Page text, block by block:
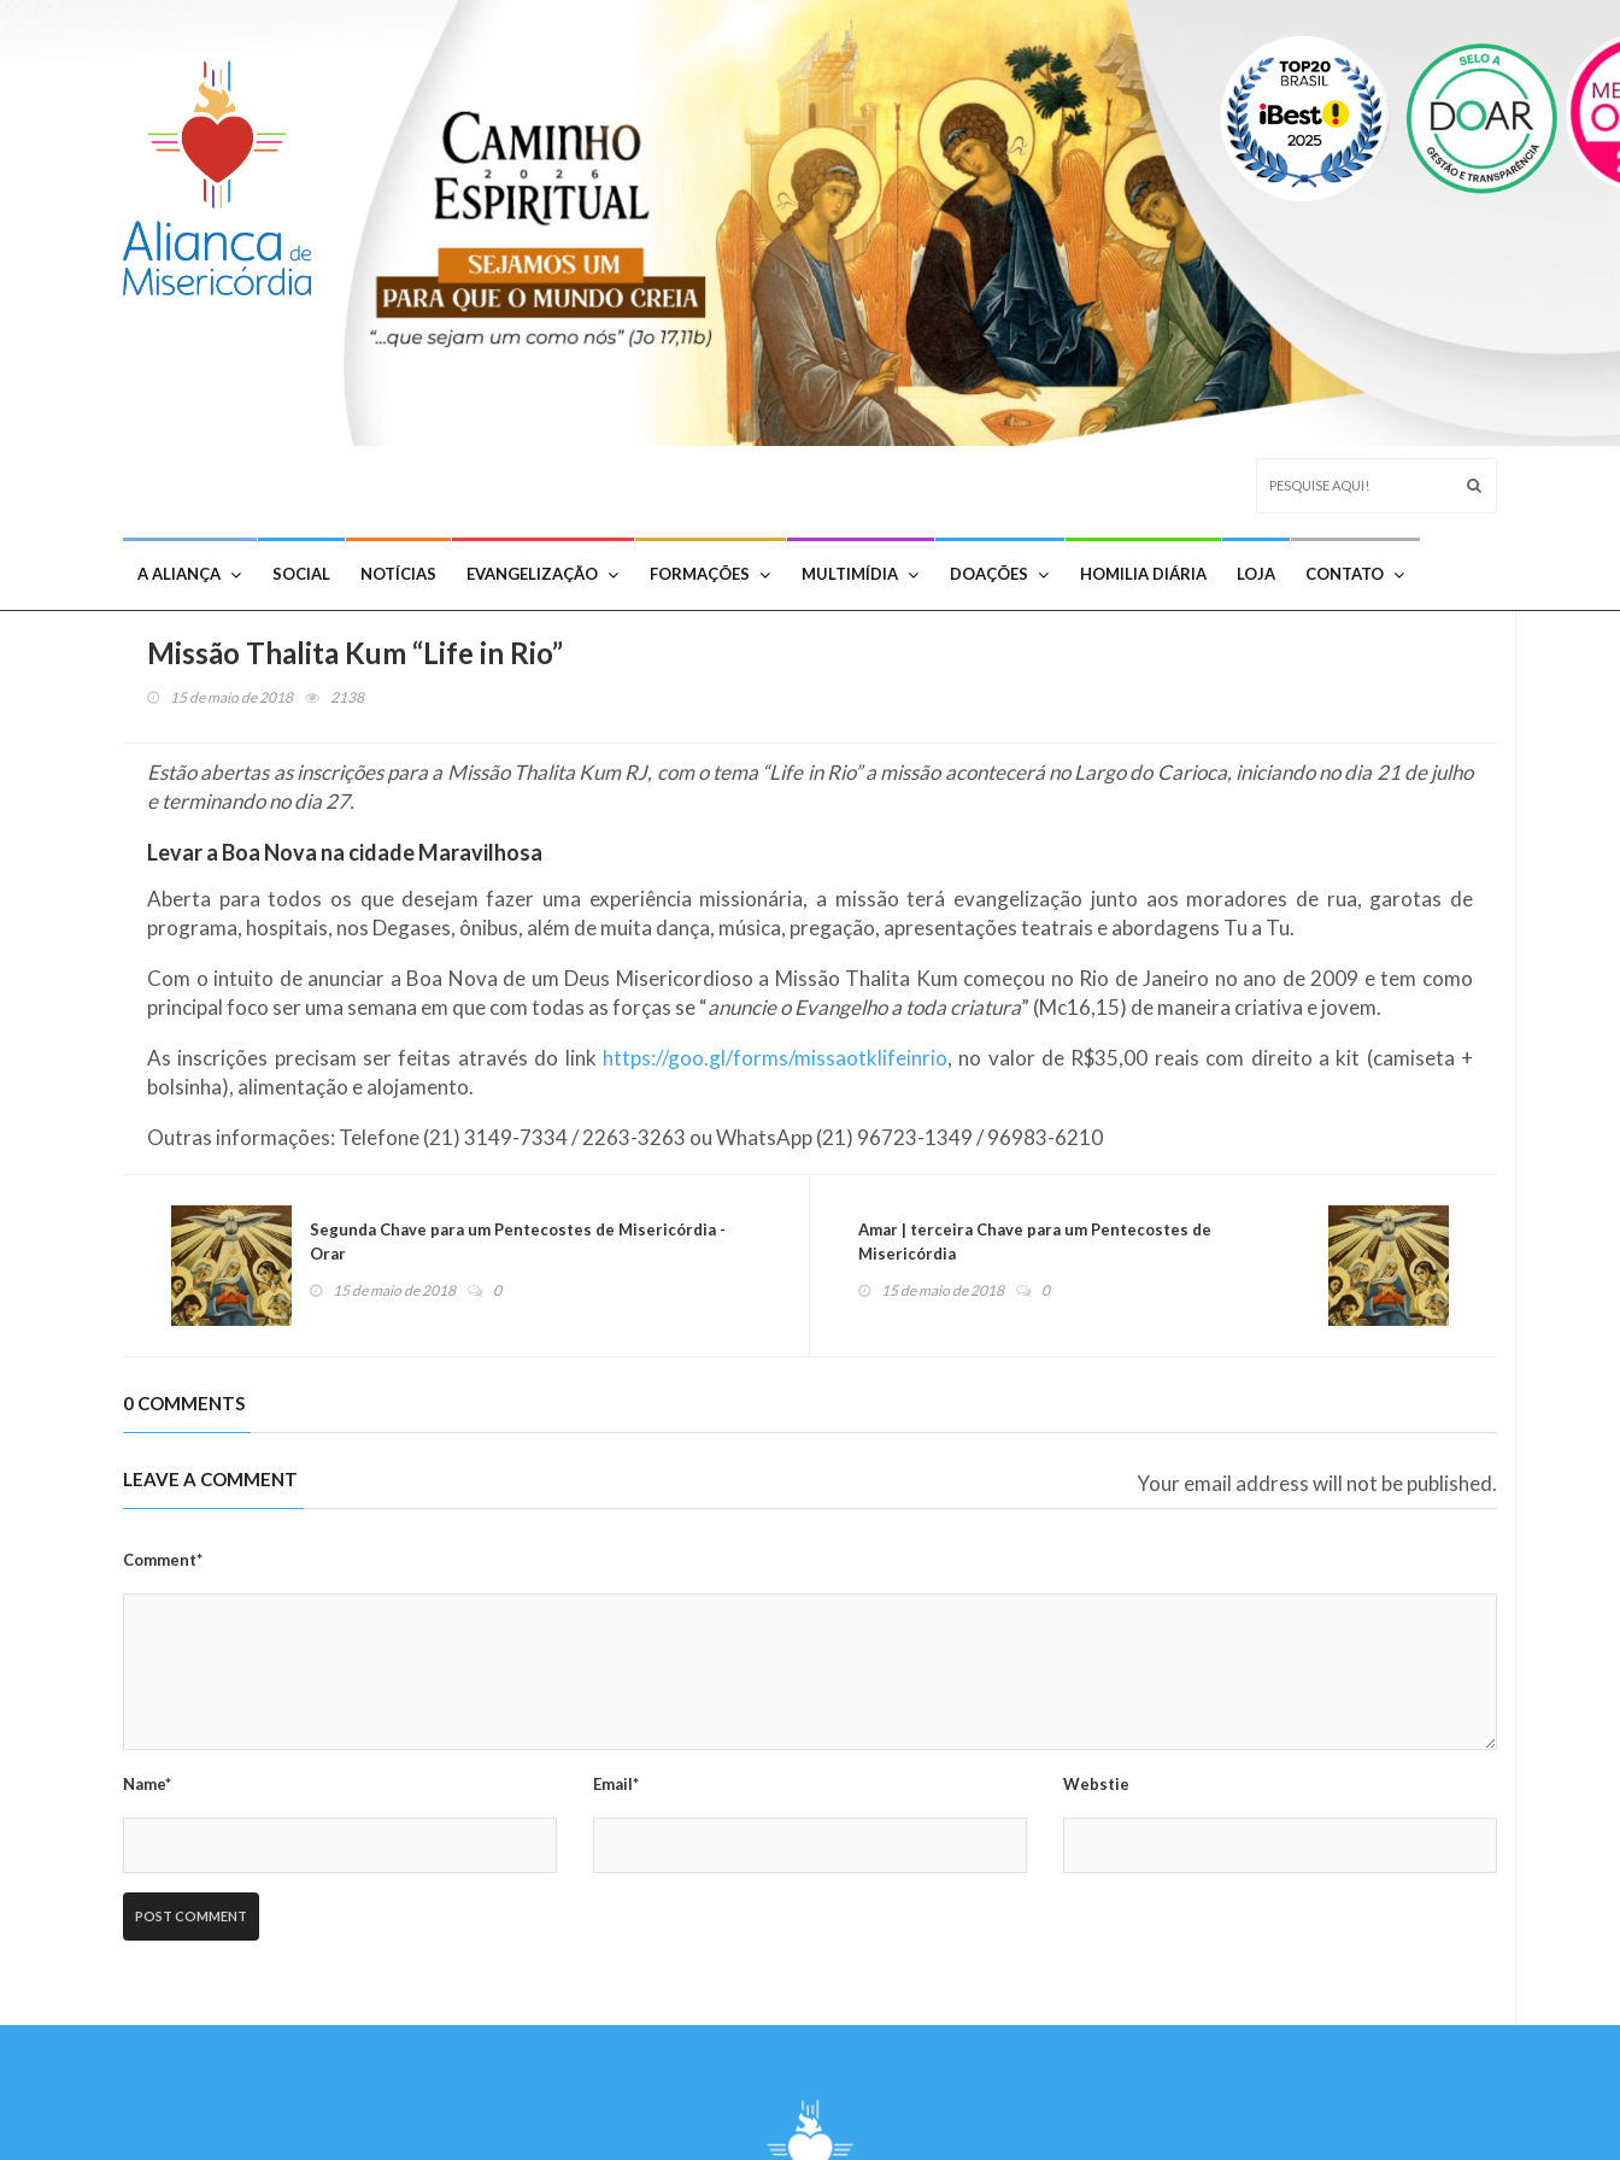
A ALIANÇA SOCIAL NOTÍCIAS EVANGELIZAÇÃO FORMAÇÕES MULTIMÍDIA DOAÇÕES HOMILIA DIÁRIA LOJA CONTATO
Missão Thalita Kum “Life in Rio”
15 de maio de 2018 2138
Estão abertas as inscrições para a Missão Thalita Kum RJ, com o tema “Life in Rio” a missão acontecerá no Largo do Carioca, iniciando no dia 21 de julho
e terminando no dia 27.
Levar a Boa Nova na cidade Maravilhosa
Aberta para todos os que desejam fazer uma experiência missionária, a missão terá evangelização junto aos moradores de rua, garotas de
programa, hospitais, nos Degases, ônibus, além de muita dança, música, pregação, apresentações teatrais e abordagens Tu a Tu.
Com o intuito de anunciar a Boa Nova de um Deus Misericordioso a Missão Thalita Kum começou no Rio de Janeiro no ano de 2009 e tem como
principal foco ser uma semana em que com todas as forças se “anuncie o Evangelho a toda criatura” (Mc16,15) de maneira criativa e jovem.
As inscrições precisam ser feitas através do link https://goo.gl/forms/missaotklifeinrio, no valor de R$35,00 reais com direito a kit (camiseta +
bolsinha), alimentação e alojamento.
Outras informações: Telefone (21) 3149-7334 / 2263-3263 ou WhatsApp (21) 96723-1349 / 96983-6210
Segunda Chave para um Pentecostes de Misericórdia -
Orar
15 de maio de 2018 0
Amar | terceira Chave para um Pentecostes de
Misericórdia
15 de maio de 2018 0
0 COMMENTS
LEAVE A COMMENT Your email address will not be published.
Comment*
Name* Email* Webstie